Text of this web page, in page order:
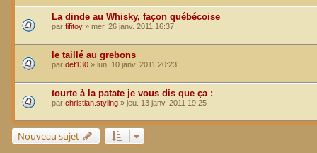
La dinde au Whisky, façon québécoise
par fifitoy » mer. 26 janv. 2011 16:37
le taillé au grebons
par def130 » lun. 10 janv. 2011 20:23
tourte à la patate je vous dis que ça :
par christian.styling » jeu. 13 janv. 2011 19:25
Nouveau sujet